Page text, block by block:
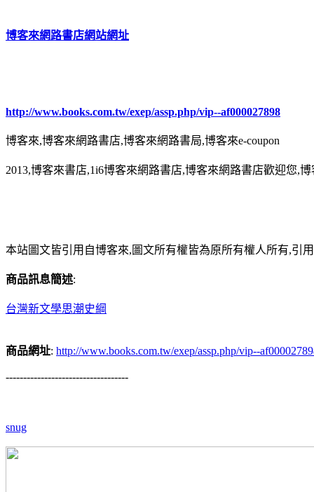
博客來網路書店網站網址
http://www.books.com.tw/exep/assp.php/vip--af000027898
博客來,博客來網路書店,博客來網路書局,博客來e-coupon
2013,博客來書店,1i6博客來網路書店,博客來網路書店歡迎您,
本站圖文皆引用自博客來,圖文所有權皆為原所有權人所有,引
商品訊息簡述:
台灣新文學思潮史綱
商品網址: http://www.books.com.tw/exep/assp.php/vip--
-----------------------------------
snug